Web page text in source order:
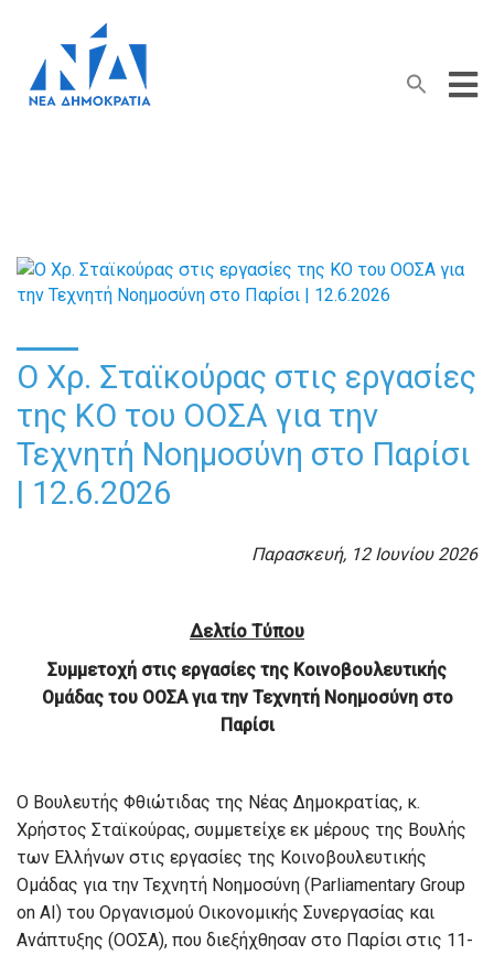
Search
for:
Search Button
Ο Χρ. Σταϊκούρας στις εργασίες
της ΚΟ του ΟΟΣΑ για την
Τεχνητή Νοημοσύνη στο Παρίσι
| 12.6.2026
Παρασκευή, 12 Ιουνίου 2026
Δελτίο Τύπου
Συμμετοχή στις εργασίες της Κοινοβουλευτικής
Ομάδας του ΟΟΣΑ για την Τεχνητή Νοημοσύνη στο
Παρίσι
Ο Βουλευτής Φθιώτιδας της Νέας Δημοκρατίας, κ.
Χρήστος Σταϊκούρας, συμμετείχε εκ μέρους της Βουλής
των Ελλήνων στις εργασίες της Κοινοβουλευτικής
Ομάδας για την Τεχνητή Νοημοσύνη (Parliamentary Group
on AI) του Οργανισμού Οικονομικής Συνεργασίας και
Ανάπτυξης (ΟΟΣΑ), που διεξήχθησαν στο Παρίσι στις 11-